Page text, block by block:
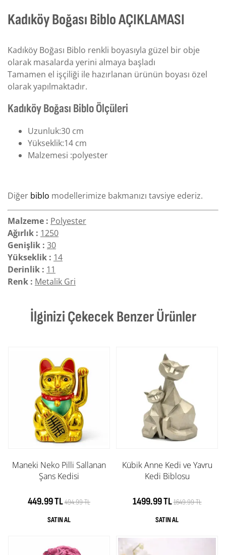
Kadıköy Boğası Biblo AÇIKLAMASI
Kadıköy Boğası Biblo renkli boyasıyla güzel bir obje
olarak masalarda yerini almaya başladı
Tamamen el işçiliği ile hazırlanan ürünün boyası özel
olarak yapılmaktadır.
Kadıköy Boğası Biblo Ölçüleri
Uzunluk:30 cm
Yükseklik:14 cm
Malzemesi :polyester
Diğer biblo modellerimize bakmanızı tavsiye ederiz.
Malzeme : Polyester
Ağırlık : 1250
Genişlik : 30
Yükseklik : 14
Derinlik : 11
Renk : Metalik Gri
İlginizi Çekecek Benzer Ürünler
Maneki Neko Pilli Sallanan
Şans Kedisi
449.99 TL494.99 TL
Kübik Anne Kedi ve Yavru
Kedi Biblosu
1499.99 TL1649.99 TL